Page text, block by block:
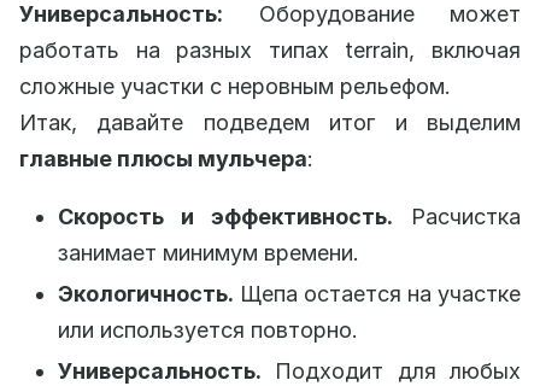
Универсальность: Оборудование может
работать на разных типах terrain, включая
сложные участки с неровным рельефом.
Итак, давайте подведем итог и выделим
главные плюсы мульчера:
Скорость и эффективность. Расчистка
занимает минимум времени.
Экологичность. Щепа остается на участке
или используется повторно.
Универсальность. Подходит для любых